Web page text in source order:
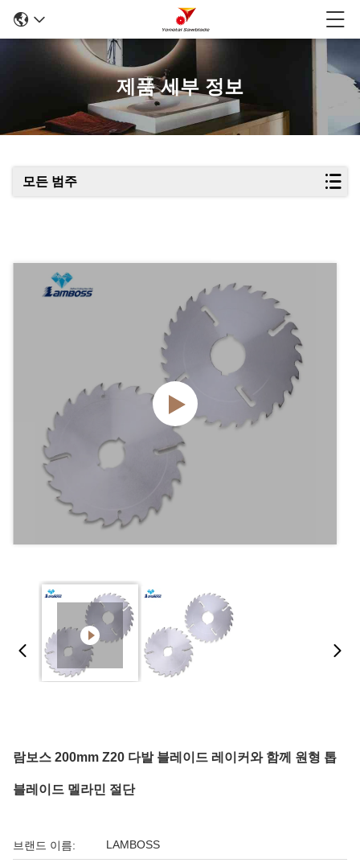
제품 세부 정보
모든 범주
람보스 200mm Z20 다발 블레이드 레이커와 함께 원형 톱
블레이드 멜라민 절단
브랜드 이름: LAMBOSS